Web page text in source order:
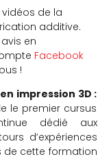
vidéos de la
additive.
en
Facebook
!
impression 3D :
le premier cursus
dédié aux
d’expériences
de cette formation